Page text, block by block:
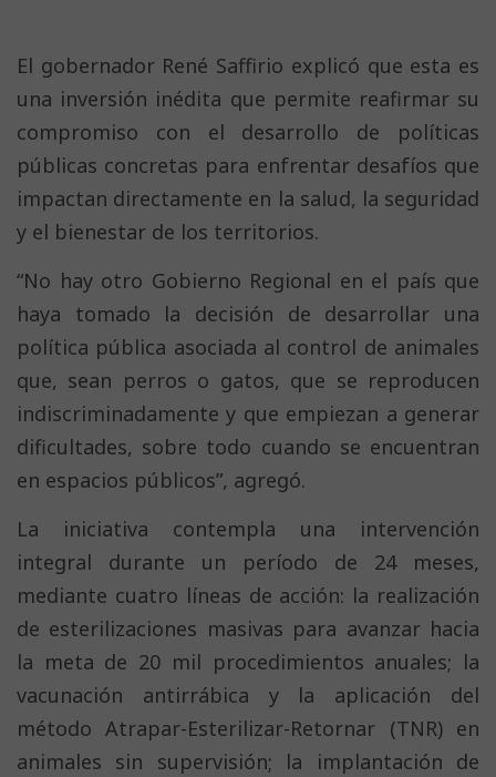
El gobernador René Saffirio explicó que esta es
una inversión inédita que permite reafirmar su
compromiso con el desarrollo de políticas
públicas concretas para enfrentar desafíos que
impactan directamente en la salud, la seguridad
y el bienestar de los territorios.
“No hay otro Gobierno Regional en el país que
haya tomado la decisión de desarrollar una
política pública asociada al control de animales
que, sean perros o gatos, que se reproducen
indiscriminadamente y que empiezan a generar
dificultades, sobre todo cuando se encuentran
en espacios públicos”, agregó.
La iniciativa contempla una intervención
integral durante un período de 24 meses,
mediante cuatro líneas de acción: la realización
de esterilizaciones masivas para avanzar hacia
la meta de 20 mil procedimientos anuales; la
vacunación antirrábica y la aplicación del
método Atrapar-Esterilizar-Retornar (TNR) en
animales sin supervisión; la implantación de